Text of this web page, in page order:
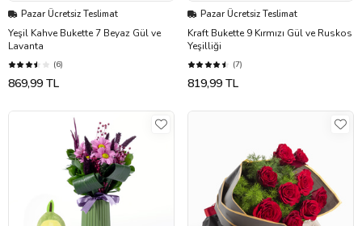
Pazar Ücretsiz Teslimat
Yeşil Kahve Bukette 7 Beyaz Gül ve
Lavanta
(6)
869,99 TL
Pazar Ücretsiz Teslimat
Kraft Bukette 9 Kırmızı Gül ve Ruskos
Yeşilliği
(7)
819,99 TL